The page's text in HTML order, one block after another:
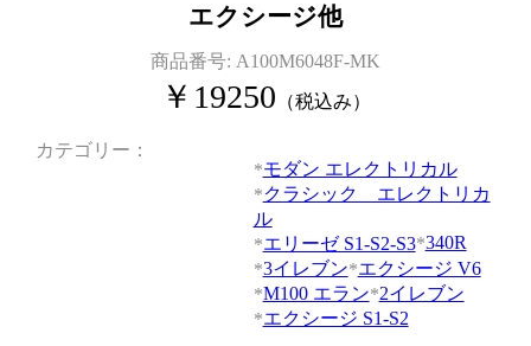
エクシージ他
商品番号: A100M6048F-MK
￥ 19250 （税込み）
カテゴリー
モダン エレクトリカル
クラシック エレクトリカ
ル
エリーゼ S1-S2-S3 340R
3イレブン エクシージ V6
M100 エラン 2イレブン
エクシージ S1-S2